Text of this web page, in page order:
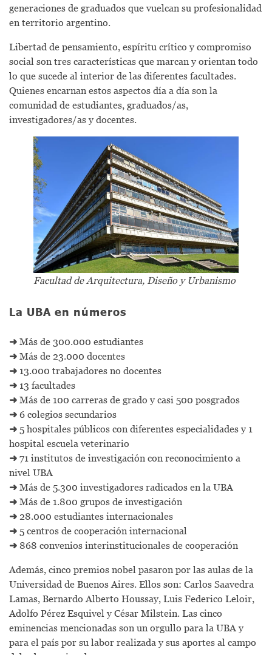
generaciones de graduados que vuelcan su profesionalidad
en territorio argentino.
Libertad de pensamiento, espíritu crítico y compromiso
social son tres características que marcan y orientan todo
lo que sucede al interior de las diferentes facultades.
Quienes encarnan estos aspectos día a día son la
comunidad de estudiantes, graduados/as,
investigadores/as y docentes.
Facultad de Arquitectura, Diseño y Urbanismo
La UBA en números
➜ Más de 300.000 estudiantes
➜ Más de 23.000 docentes
➜ 13.000 trabajadores no docentes
➜ 13 facultades
➜ Más de 100 carreras de grado y casi 500 posgrados
➜ 6 colegios secundarios
➜ 5 hospitales públicos con diferentes especialidades y 1
hospital escuela veterinario
➜ 71 institutos de investigación con reconocimiento a
nivel UBA
➜ Más de 5.300 investigadores radicados en la UBA
➜ Más de 1.800 grupos de investigación
➜ 28.000 estudiantes internacionales
➜ 5 centros de cooperación internacional
➜ 868 convenios interinstitucionales de cooperación
Además, cinco premios nobel pasaron por las aulas de la
Universidad de Buenos Aires. Ellos son: Carlos Saavedra
Lamas, Bernardo Alberto Houssay, Luis Federico Leloir,
Adolfo Pérez Esquivel y César Milstein. Las cinco
eminencias mencionadas son un orgullo para la UBA y
para el país por su labor realizada y sus aportes al campo